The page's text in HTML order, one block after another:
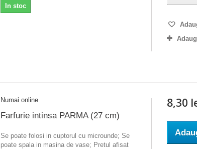
In stoc
Numai online
Farfurie intinsa PARMA (27 cm)
Se poate folosi in cuptorul cu microunde; Se
poate spala in masina de vase; Pretul afisat
8,30